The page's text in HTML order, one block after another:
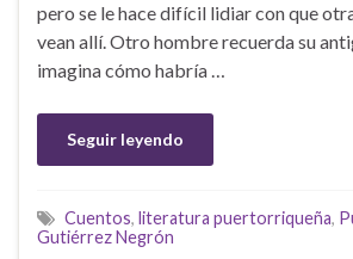
pero se le hace difícil lidiar con que
vean allí. Otro hombre recuerda su
imagina cómo habría …
Seguir leyendo
Cuentos, literatura puertorriqueña,
Gutiérrez Negrón